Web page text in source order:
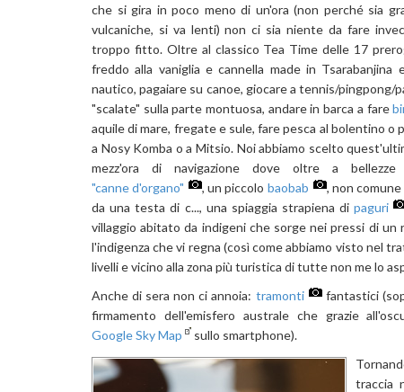
che si gira in poco meno di un'ora (non perché sia
vulcaniche, si va lenti) non ci sia niente da fare
troppo fitto. Oltre al classico Tea Time delle 17
freddo alla vaniglia e cannella made in
nautico, pagaiare su canoe, giocare a tennis/pingpong/
"scalate" sulla parte montuosa, andare in barca a fare
aquile di mare, fregate e sule, fare pesca al bolentino o
a Nosy Komba o a Mitsio. Noi abbiamo scelto
mezz'ora di navigazione dove oltre a bellezze
"canne d'organo"
, un piccolo baobab
, non
da una testa di c..., una spiaggia strapiena dipaguri
villaggio abitato da indigeni che sorge nei pressi di
l'indigenza che vi regna (così come abbiamo visto nel
livelli e vicino alla zona più turistica di tutte non me lo
Anche di sera non ci annoia: tramonti fantastici
firmamento dell'emisfero australe che grazie
Google Sky Map
sullo smartphone).
traccia